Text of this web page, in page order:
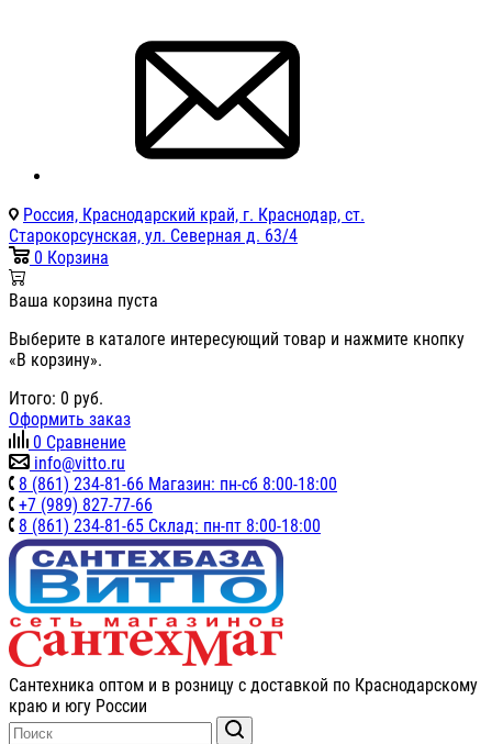
Россия, Краснодарский край, г. Краснодар, ст.
Старокорсунская, ул. Северная д. 63/4
0 Корзина
Ваша корзина пуста
Выберите в каталоге интересующий товар и нажмите кнопку
«В корзину».
Итого: 0 руб.
Оформить заказ
0 Сравнение
info@vitto.ru
8 (861) 234-81-66 Магазин: пн-сб 8:00-18:00
+7 (989) 827-77-66
8 (861) 234-81-65 Склад: пн-пт 8:00-18:00
Сантехника оптом и в розницу с доставкой по Краснодарскому
краю и югу России